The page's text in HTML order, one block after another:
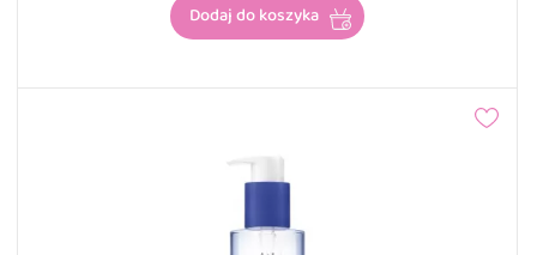
Dodaj do koszyka